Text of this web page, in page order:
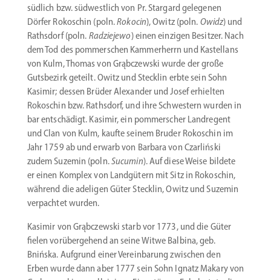
südlich bzw. südwestlich von Pr. Stargard gelegenen
Dörfer Rokoschin (poln.Rokocin), Owitz (poln. Owidz) und
Rathsdorf (poln. Radziejewo) einen einzigen Besitzer. Nach
dem Tod des pommer­schen Kammer­herrn und Kastellans
von Kulm, Thomas von Grąbc­zewski wurde der große
Gutsbezirk geteilt. Owitz und Stecklin erbte sein Sohn
Kasimir; dessen Brüder Alexander und Josef erhielten
Rokoschin bzw. Rathsdorf, und ihre Schwestern wurden in
bar entschädigt. Kasimir, ein pommer­scher Landregent
und Clan von Kulm, kaufte seinem Bruder Rokoschin im
Jahr 1759 ab und erwarb von Barbara von Czarliński
zudem Suzemin (poln.Sucumin). Auf diese Weise bildete
er einen Komplex von Landgütern mit Sitz in Rokoschin,
während die adeligen Güter Stecklin, Owitz und Suzemin
verpachtet wurden.
Kasimir von Grąbc­zewski starb vor 1773, und die Güter
fielen vorüber­gehend an seine Witwe Balbina, geb.
Bnińska. Aufgrund einer Verein­barung zwischen den
Erben wurde dann aber 1777 sein Sohn Ignatz Makary von